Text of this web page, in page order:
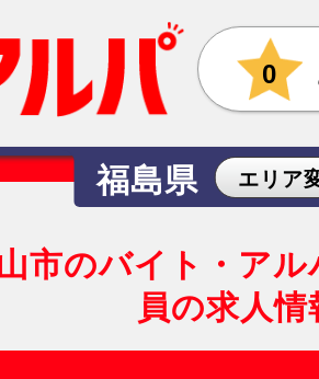
0
福島県 エリア
市のバイト・ア
員の求人情